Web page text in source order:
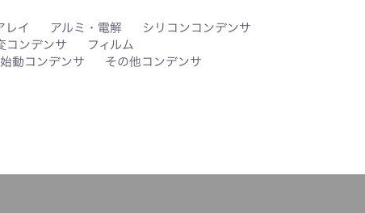
レイ アルミ・電解
シリコンコンデンサ
コンデンサ
フィルム
動コンデンサ その他コンデンサ